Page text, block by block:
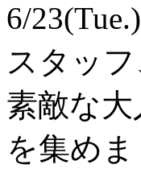
6/
スタッフ
素敵な
を集めま